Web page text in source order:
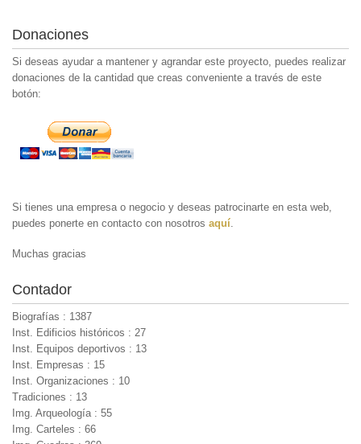
Donaciones
Si deseas ayudar a mantener y agrandar este proyecto, puedes realizar
donaciones de la cantidad que creas conveniente a través de este
botón:
Si tienes una empresa o negocio y deseas patrocinarte en esta web,
puedes ponerte en contacto con nosotros aquí.
Muchas gracias
Contador
Biografías : 1387
Inst. Edificios históricos : 27
Inst. Equipos deportivos : 13
Inst. Empresas : 15
Inst. Organizaciones : 10
Tradiciones : 13
Img. Arqueología : 55
Img. Carteles : 66